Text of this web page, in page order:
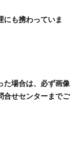
にも携わっていま
場合は、必ず画像
合せセンターまでご